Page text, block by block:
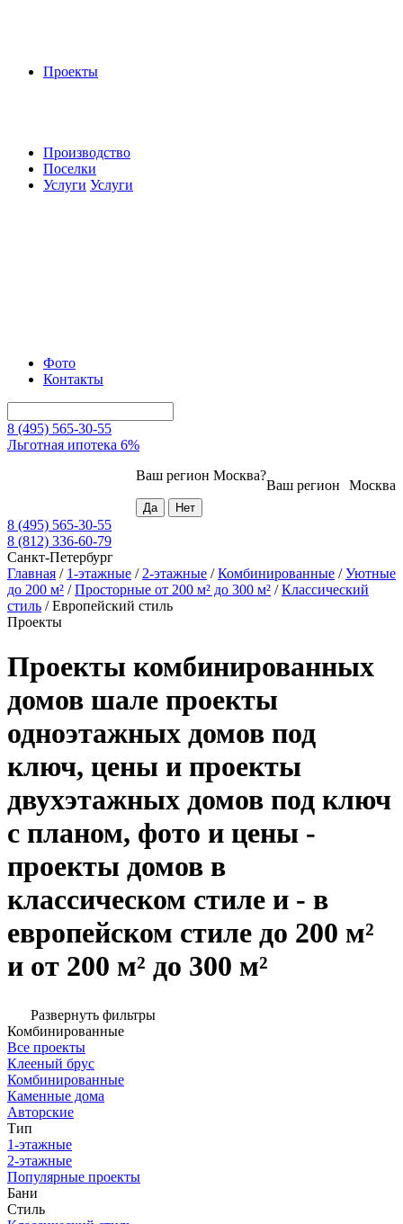
Проекты
Производство
Поселки
Услуги Услуги
Фото
Контакты
8 (495) 565-30-55
Льготная ипотека 6%
Москва
Ваш регион
Ваш регион Москва?
8 (495) 565-30-55
8 (812) 336-60-79
Санкт-Петербург
Главная / 1-этажные / 2-этажные /Комбинированные /Уютные
до 200 м² /Просторные от 200 м² до 300 м² /Классический
стиль /Европейский стиль
Проекты
Проекты комбинированных
домов шале проекты
одноэтажных домов под
ключ, цены и проекты
двухэтажных домов под ключ
с планом, фото и цены -
проекты домов в
классическом стиле и - в
европейском стиле до 200 м²
и от 200 м² до 300 м²
Развернуть фильтры
Комбинированные
Все проекты
Клееный брус
Комбинированные
Каменные дома
Авторские
Тип
1-этажные
2-этажные
Популярные проекты
Бани
Стиль